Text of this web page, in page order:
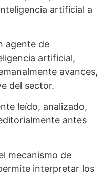
artificial a
agente de
artificial,
avances,
del sector.
leído, analizado,
antes
mecanismo de
interpretar los